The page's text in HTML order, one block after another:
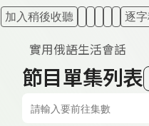
加入稍後收聽 逐
實用俄語生活會話
節目單集列表